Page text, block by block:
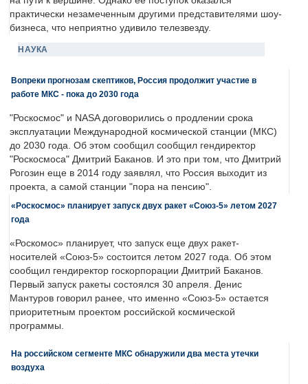
практически незамеченным другими представителями шоу-
бизнеса, что неприятно удивило телезвезду.
НАУКА
Вопреки прогнозам скептиков, Россия продолжит участие в
работе МКС - пока до 2030 года
"Роскосмос" и NASA договорились о продлении срока
эксплуатации Международной космической станции (МКС)
до 2030 года. Об этом сообщил сообщил гендиректор
"Роскосмоса" Дмитрий Баканов. И это при том, что Дмитрий
Рогозин еще в 2014 году заявлял, что Россия выходит из
проекта, а самой станции "пора на пенсию".
«Роскосмос» планирует запуск двух ракет «Союз-5» летом 2027
года
«Роскомос» планирует, что запуск еще двух ракет-
носителей «Союз-5» состоится летом 2027 года. Об этом
сообщил гендиректор госкорпорации Дмитрий Баканов.
Первый запуск ракеты состоялся 30 апреля. Денис
Мантуров говорил ранее, что именно «Союз-5» остается
приоритетным проектом российской космической
программы.
На российском сегменте МКС обнаружили два места утечки
воздуха